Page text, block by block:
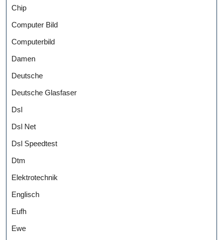
Chip
Computer Bild
Computerbild
Damen
Deutsche
Deutsche Glasfaser
Dsl
Dsl Net
Dsl Speedtest
Dtm
Elektrotechnik
Englisch
Eufh
Ewe